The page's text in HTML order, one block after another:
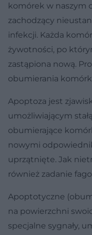
komórek w naszym
zachodzący
infekcji. Każda
żywotności, po
zastąpiona nową.
obumierania
Apoptoza jest
umożliwiającym
obumierające
nowymi
uprzątnięte. Jak
również zadanie
Apoptotyczne
na powierzchni
specjalne sygnały,